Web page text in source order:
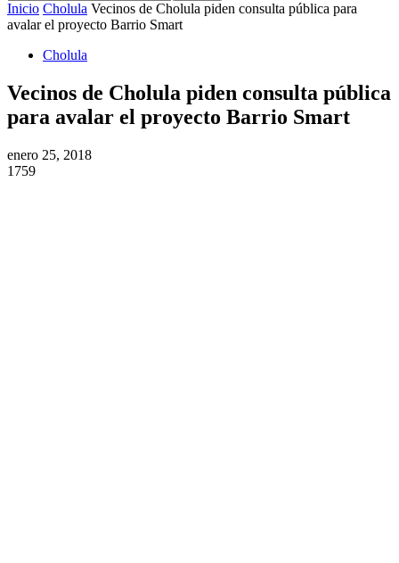
Inicio Cholula Vecinos de Cholula piden consulta pública para
avalar el proyecto Barrio Smart
Cholula
Vecinos de Cholula piden consulta pública
para avalar el proyecto Barrio Smart
enero 25, 2018
1759